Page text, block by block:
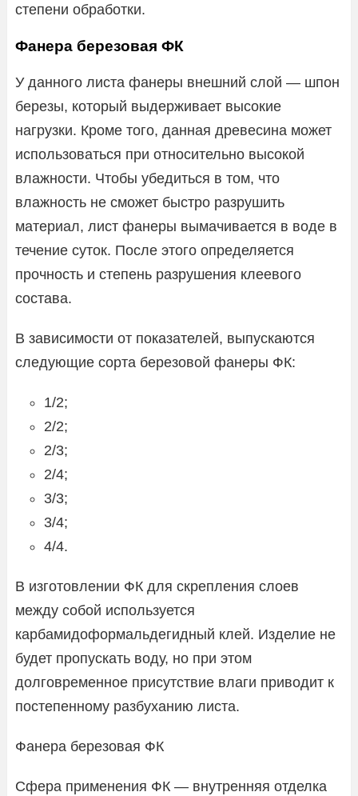
степени обработки.
Фанера березовая ФК
У данного листа фанеры внешний слой — шпон
березы, который выдерживает высокие
нагрузки. Кроме того, данная древесина может
использоваться при относительно высокой
влажности. Чтобы убедиться в том, что
влажность не сможет быстро разрушить
материал, лист фанеры вымачивается в воде в
течение суток. После этого определяется
прочность и степень разрушения клеевого
состава.
В зависимости от показателей, выпускаются
следующие сорта березовой фанеры ФК:
1/2;
2/2;
2/3;
2/4;
3/3;
3/4;
4/4.
В изготовлении ФК для скрепления слоев
между собой используется
карбамидоформальдегидный клей. Изделие не
будет пропускать воду, но при этом
долговременное присутствие влаги приводит к
постепенному разбуханию листа.
Фанера березовая ФК
Сфера применения ФК — внутренняя отделка